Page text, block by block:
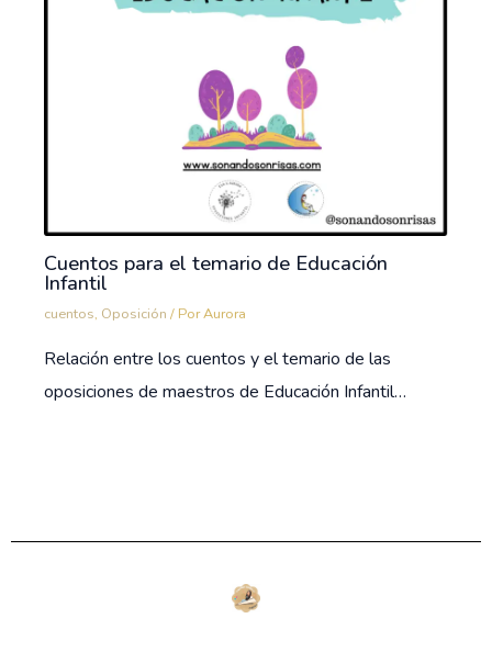
Cuentos para el temario de Educación
Infantil
cuentos, Oposición / PorAurora
Relación entre los cuentos y el temario de las
oposiciones de maestros de Educación Infantil…